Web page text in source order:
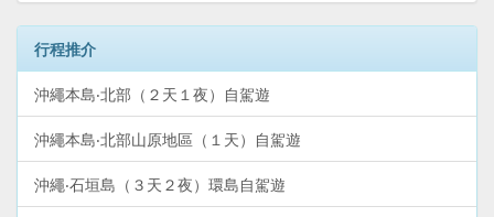
行程推介
沖繩本島‧北部（２天１夜）自駕遊
沖繩本島‧北部山原地區（１天）自駕遊
沖繩‧石垣島（３天２夜）環島自駕遊